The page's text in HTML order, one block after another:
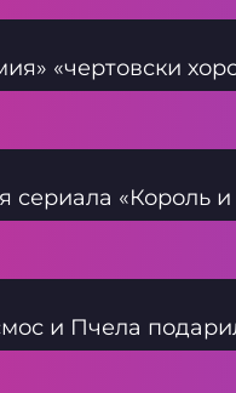
«чертовски
сериала «Король
и Пчела